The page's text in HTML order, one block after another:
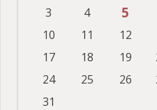
3
4 5
10
11 12
17
18 19
24
25 26
31